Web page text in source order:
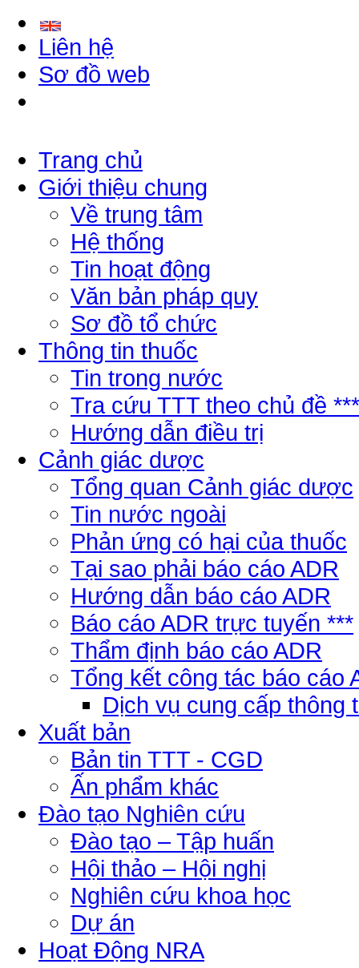
Liên hệ
Sơ đồ web
Trang chủ
Giới thiệu chung
Về trung tâm
Hệ thống
Tin hoạt động
Văn bản pháp quy
Sơ đồ tổ chức
Thông tin thuốc
Tin trong nước
Tra cứu TTT theo chủ đề ***
Hướng dẫn điều trị
Cảnh giác dược
Tổng quan Cảnh giác dược
Tin nước ngoài
Phản ứng có hại của thuốc
Tại sao phải báo cáo ADR
Hướng dẫn báo cáo ADR
Báo cáo ADR trực tuyến ***
Thẩm định báo cáo ADR
Tổng kết công tác báo cáo
Dịch vụ cung cấp thông
Xuất bản
Bản tin TTT - CGD
Ấn phẩm khác
Đào tạo Nghiên cứu
Đào tạo – Tập huấn
Hội thảo – Hội nghị
Nghiên cứu khoa học
Dự án
Hoạt Động NRA